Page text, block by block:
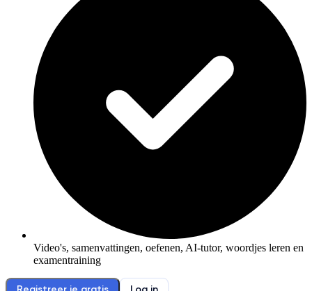
Video's, samenvattingen, oefenen, AI-tutor, woordjes leren en
examentraining